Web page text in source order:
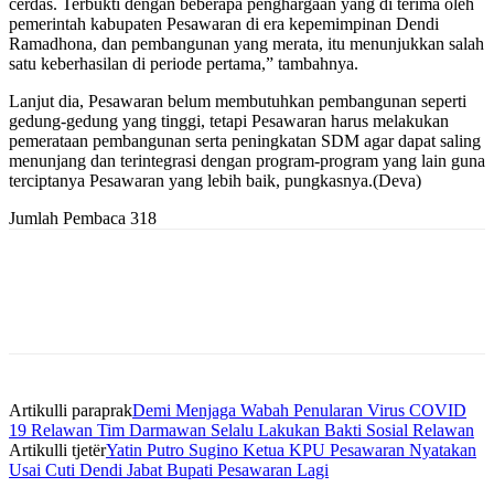
cerdas. Terbukti dengan beberapa penghargaan yang di terima oleh
pemerintah kabupaten Pesawaran di era kepemimpinan Dendi
Ramadhona, dan pembangunan yang merata, itu menunjukkan salah
satu keberhasilan di periode pertama,” tambahnya.
Lanjut dia, Pesawaran belum membutuhkan pembangunan seperti
gedung-gedung yang tinggi, tetapi Pesawaran harus melakukan
pemerataan pembangunan serta peningkatan SDM agar dapat saling
menunjang dan terintegrasi dengan program-program yang lain guna
terciptanya Pesawaran yang lebih baik, pungkasnya.(Deva)
Jumlah Pembaca 318
Artikulli paraprakDemi Menjaga Wabah Penularan Virus COVID
19 Relawan Tim Darmawan Selalu Lakukan Bakti Sosial Relawan
Artikulli tjetërYatin Putro Sugino Ketua KPU Pesawaran Nyatakan
Usai Cuti Dendi Jabat Bupati Pesawaran Lagi